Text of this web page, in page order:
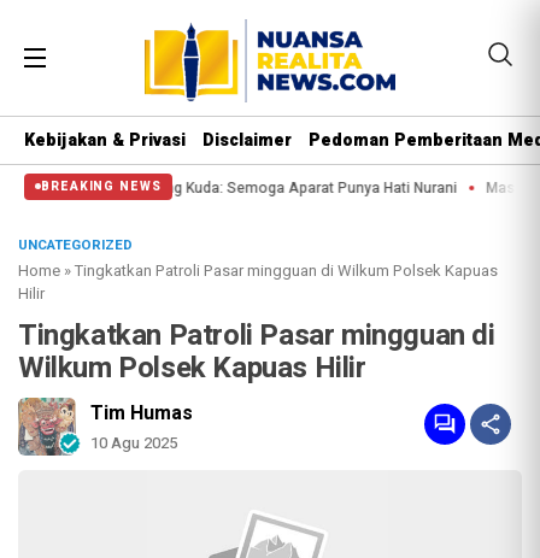
Kebijakan & Privasi Disclaimer Pedoman Pemberitaan
BREAKING NEWS
di Patung Kuda: Semoga Aparat Punya Hati Nurani Massa Reuni 212
UNCATEGORIZED
Home »Tingkatkan Patroli Pasar mingguan di Wilkum Polsek Kapuas
Hilir
Tingkatkan Patroli Pasar mingguan di
Wilkum Polsek Kapuas Hilir
Tim Humas
10 Agu 2025